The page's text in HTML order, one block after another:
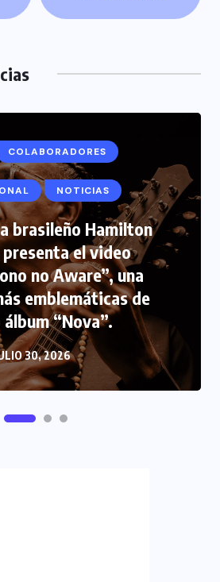
COLABORADORES
NOTICIAS
brasileño Hamilton
presenta el video
no Aware”, una
emblemáticas de
álbum “Nova”.
30, 2026
INTERNACIONAL
PERIODISMO TURISTICO
solidariza con
29, 2026